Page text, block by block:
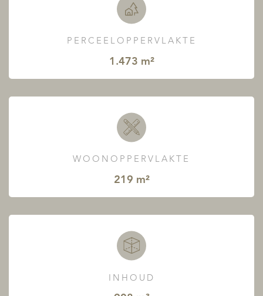
PERCEELOPPERVLAKTE
1.473 m²
WOONOPPERVLAKTE
219 m²
INHOUD